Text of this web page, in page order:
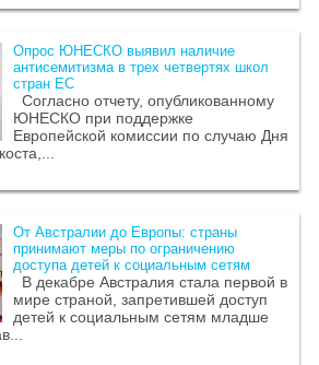
Опрос ЮНЕСКО выявил наличие
антисемитизма в трех четвертях школ
стран ЕС
Согласно отчету, опубликованному
ЮНЕСКО при поддержке
Европейской комиссии по случаю Дня
От Австралии до Европы: страны
принимают меры по ограничению
доступа детей к социальным сетям
В декабре Австралия стала первой в
мире страной, запретившей доступ
детей к социальным сетям младше